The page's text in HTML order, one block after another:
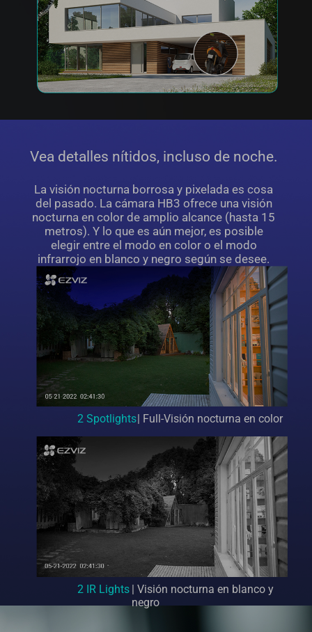
Vea detalles nítidos, incluso de noche.
La visión nocturna borrosa y pixelada es cosa
del pasado. La cámara HB3 ofrece una visión
nocturna en color de amplio alcance (hasta 15
metros). Y lo que es aún mejor, es posible
elegir entre el modo en color o el modo
infrarrojo en blanco y negro según se desee.
2 Spotlights
2 IR Lights
| Full-Visión nocturna en color
| Visión nocturna en blanco y
negro